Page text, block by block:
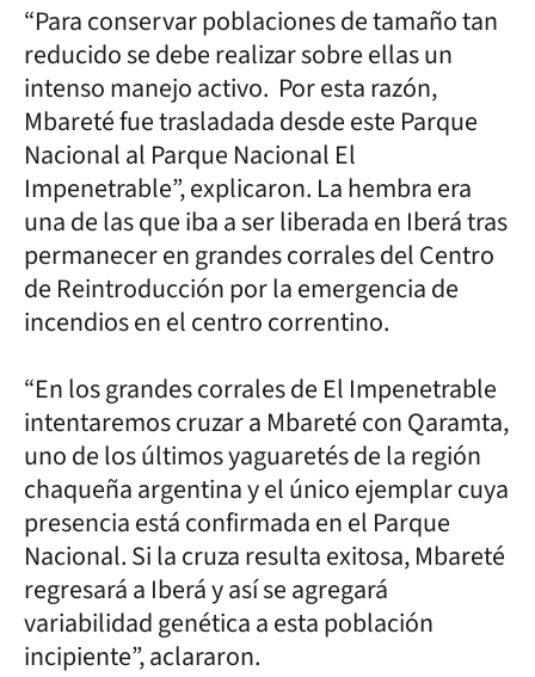
“Para conservar poblaciones de tamaño tan
reducido se debe realizar sobre ellas un
intenso manejo activo. Por esta razón,
Mbareté fue trasladada desde este Parque
Nacional al Parque Nacional El
Impenetrable”, explicaron. La hembra era
una de las que iba a ser liberada en Iberá tras
permanecer en grandes corrales del Centro
de Reintroducción por la emergencia de
incendios en el centro correntino.
“En los grandes corrales de El Impenetrable
intentaremos cruzar a Mbareté con Qaramta,
uno de los últimos yaguaretés de la región
chaqueña argentina y el único ejemplar cuya
presencia está confirmada en el Parque
Nacional. Si la cruza resulta exitosa, Mbareté
regresará a Iberá y así se agregará
variabilidad genética a esta población
incipiente”, aclararon.